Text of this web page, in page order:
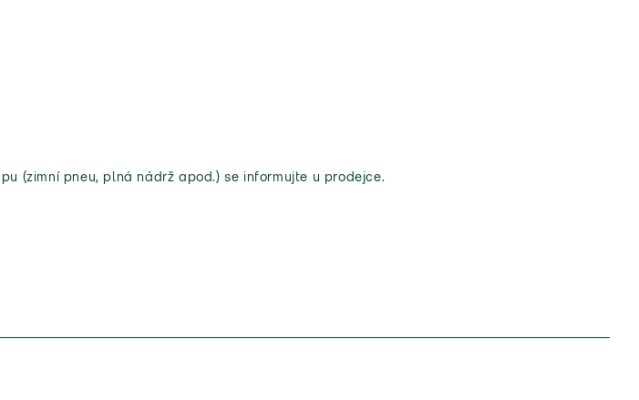
(zimní pneu, plná nádrž apod.) se informujte u prodejce.